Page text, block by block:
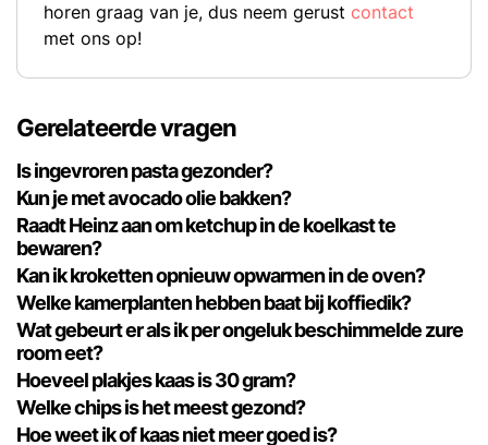
horen graag van je, dus neem gerust contact
met ons op!
Gerelateerde vragen
Is ingevroren pasta gezonder?
Kun je met avocado olie bakken?
Raadt Heinz aan om ketchup in de koelkast te
bewaren?
Kan ik kroketten opnieuw opwarmen in de oven?
Welke kamerplanten hebben baat bij koffiedik?
Wat gebeurt er als ik per ongeluk beschimmelde zure
room eet?
Hoeveel plakjes kaas is 30 gram?
Welke chips is het meest gezond?
Hoe weet ik of kaas niet meer goed is?